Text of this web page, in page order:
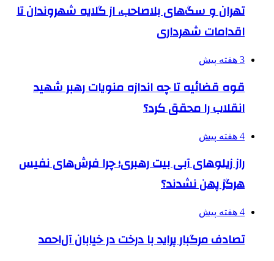
تهران و سگ‌های بلاصاحب، از گلایه شهروندان تا
اقدامات شهرداری
3 هفته پیش
قوه قضائیه تا چه اندازه منویات رهبر شهید
انقلاب را محقق کرد؟
4 هفته پیش
راز زیلوهای آبی بیت رهبری؛ چرا فرش‌های نفیس
هرگز پهن نشدند؟
4 هفته پیش
تصادف مرگبار پراید با درخت در خیابان آل‌احمد